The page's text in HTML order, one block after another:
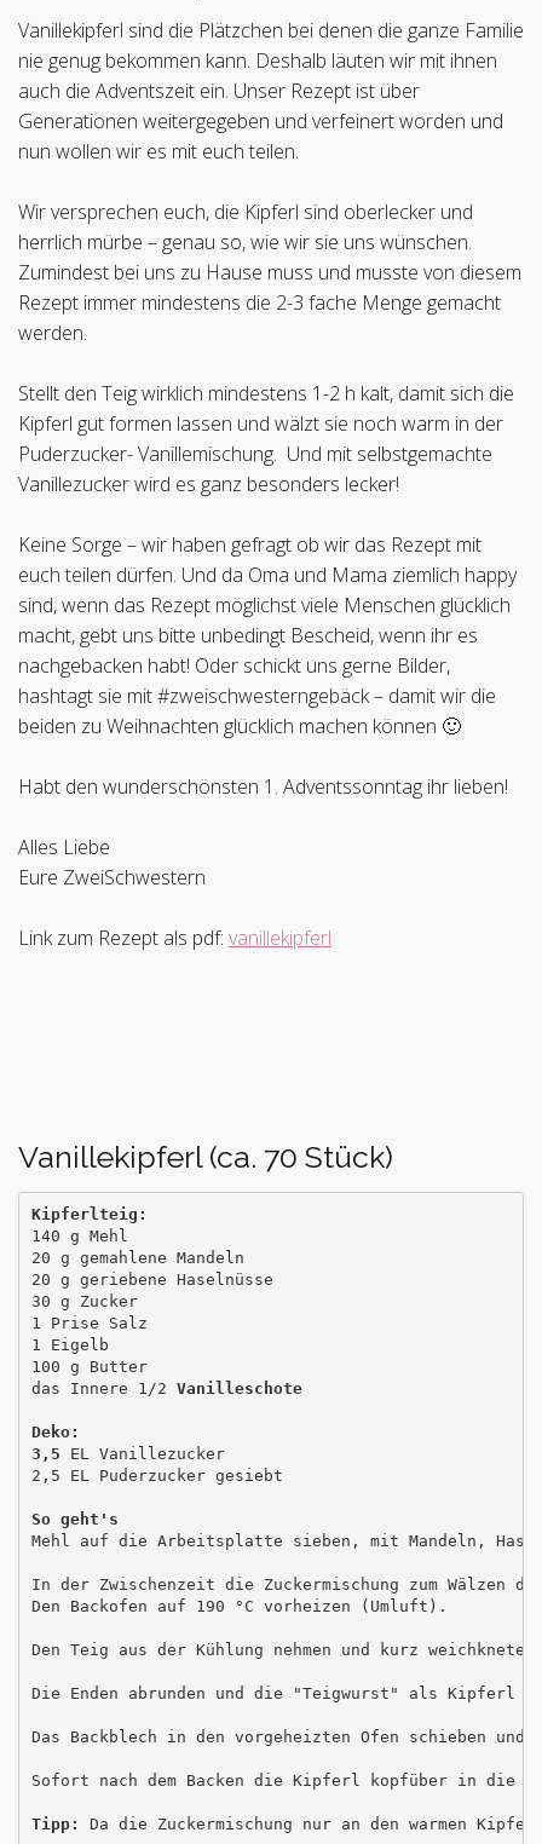
Vanillekipferl sind die Plätzchen bei denen die ganze Familie
nie genug bekommen kann. Deshalb läuten wir mit ihnen
auch die Adventszeit ein. Unser Rezept ist über
Generationen weitergegeben und verfeinert worden und
nun wollen wir es mit euch teilen.
Wir versprechen euch, die Kipferl sind oberlecker und
herrlich mürbe – genau so, wie wir sie uns wünschen.
Zumindest bei uns zu Hause muss und musste von diesem
Rezept immer mindestens die 2-3 fache Menge gemacht
werden.
Stellt den Teig wirklich mindestens 1-2 h kalt, damit sich die
Kipferl gut formen lassen und wälzt sie noch warm in der
Puderzucker- Vanillemischung. Und mit selbstgemachte
Vanillezucker wird es ganz besonders lecker!
Keine Sorge – wir haben gefragt ob wir das Rezept mit
euch teilen dürfen. Und da Oma und Mama ziemlich happy
sind, wenn das Rezept möglichst viele Menschen glücklich
macht, gebt uns bitte unbedingt Bescheid, wenn ihr es
nachgebacken habt! Oder schickt uns gerne Bilder,
hashtagt sie mit #zweischwesterngebäck – damit wir die
beiden zu Weihnachten glücklich machen können 🙂
Habt den wunderschönsten 1. Adventssonntag ihr lieben!
Alles Liebe
Eure ZweiSchwestern
Link zum Rezept als pdf: vanillekipferl
Vanillekipferl (ca. 70 Stück)
Kipferlteig:
140 g Mehl
20 g gemahlene Mandeln
20 g geriebene Haselnüsse
30 g Zucker
1 Prise Salz
1 Eigelb
100 g Butter
das Innere 1/2 Vanilleschote
Deko:
3,5 EL Vanillezucker
2,5 EL Puderzucker gesiebt
So geht's
Mehl auf die Arbeitsplatte sieben, mit Mandeln,
In der Zwischenzeit die Zuckermischung zum
Den Backofen auf 190 °C vorheizen (Umluft).
Den Teig aus der Kühlung nehmen und kurz
Die Enden abrunden und die "Teigwurst" als
Das Backblech in den vorgeheizten Ofen schieben
Sofort nach dem Backen die Kipferl kopfüber in die
Tipp: Da die Zuckermischung nur an den warmen